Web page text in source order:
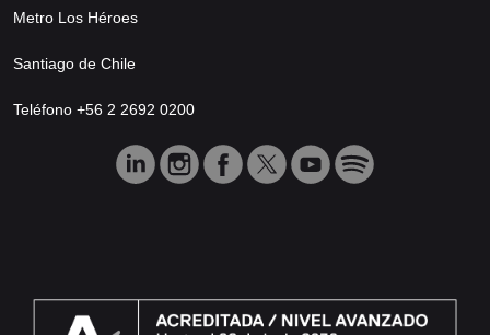
Metro Los Héroes
Santiago de Chile
Teléfono +56 2 2692 0200